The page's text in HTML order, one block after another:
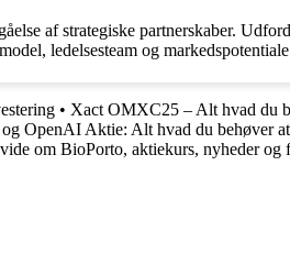
af strategiske partnerskaber.
ledelsesteam og
• Xact OMXC25 – Alt hvad du
OpenAI Aktie: Alt hvad du behøver
om BioPorto, aktiekurs, nyheder og